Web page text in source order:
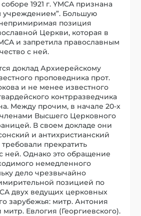
1921 г. YMCA признана
учреждением”. Большую
позиция
Церкви, которая в
и запретила православным
с ней.
доклад Архиерейскому
проповедника прот.
и не менее известного
контрразведчика
Между прочим, в начале 20-х
Высшего Церковного
В своем докладе они
и антихристианский
требовали прекратить
ней. Однако это обращение
немедленного
дело чрезвычайно
позицией по
двух ведущих церковных
зарубежья: митр. Антония
Евлогия (Георгиевского).